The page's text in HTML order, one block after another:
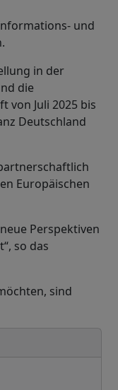
und
in der
die
von Juli 2025 bis
Deutschland
Europäischen
Perspektiven
so das
sind